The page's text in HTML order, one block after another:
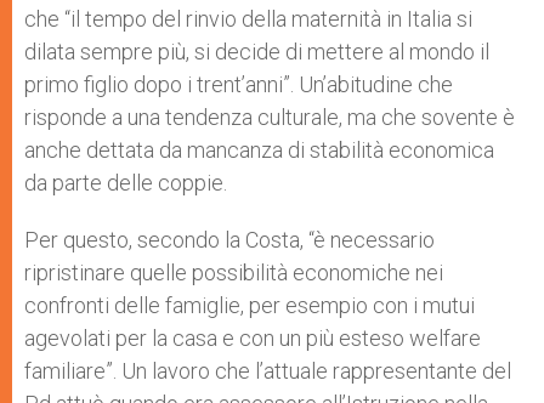
che “il tempo del rinvio della maternità in Italia si
dilata sempre più, si decide di mettere al mondo il
primo figlio dopo i trent’anni”. Un’abitudine che
risponde a una tendenza culturale, ma che sovente è
anche dettata da mancanza di stabilità economica
da parte delle coppie.
Per questo, secondo la Costa, “è necessario
ripristinare quelle possibilità economiche nei
confronti delle famiglie, per esempio con i mutui
agevolati per la casa e con un più esteso welfare
familiare”. Un lavoro che l’attuale rappresentante del